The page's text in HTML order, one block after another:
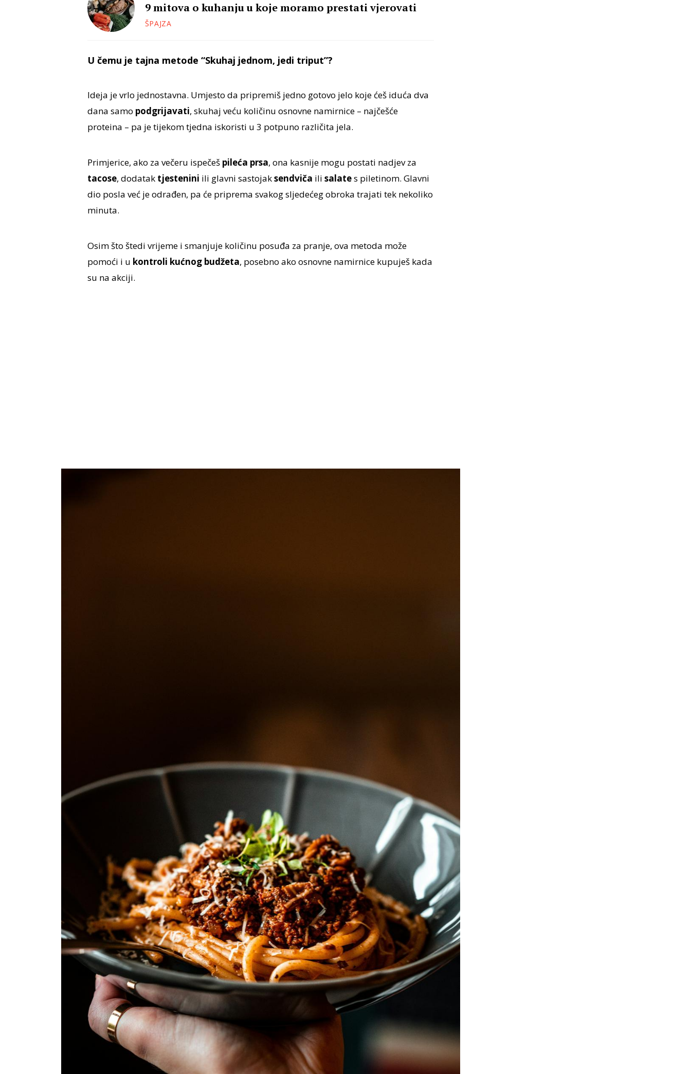
9 mitova o kuhanju u koje moramo prestati vjerovati
ŠPAJZA
U čemu je tajna metode “Skuhaj jednom, jedi triput”?
Ideja je vrlo jednostavna. Umjesto da pripremiš jedno gotovo jelo koje ćeš iduća dva
dana samo podgrijavati, skuhaj veću količinu osnovne namirnice – najčešće
proteina – pa je tijekom tjedna iskoristi u 3 potpuno različita jela.
Primjerice, ako za večeru ispečeš pileća prsa, ona kasnije mogu postati nadjev za
tacose, dodatak tjestenini ili glavni sastojaksendviča ili salates piletinom. Glavni
dio posla već je odrađen, pa će priprema svakog sljedećeg obroka trajati tek nekoliko
minuta.
Osim što štedi vrijeme i smanjuje količinu posuđa za pranje, ova metoda može
pomoći i u kontroli kućnog budžeta, posebno ako osnovne namirnice kupuješ kada
su na akciji.